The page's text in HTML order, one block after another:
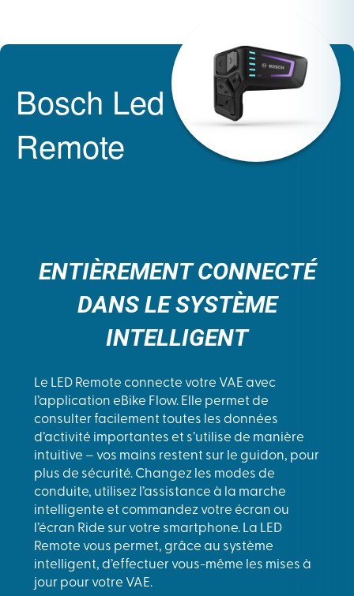
Bosch Led
Remote
ENTIÈREMENT CONNECTÉ
DANS LE SYSTÈME
INTELLIGENT
Le LED Remote connecte votre VAE avec
l’application eBike Flow. Elle permet de
consulter facilement toutes les données
d’activité importantes et s’utilise de manière
intuitive – vos mains restent sur le guidon, pour
plus de sécurité. Changez les modes de
conduite, utilisez l’assistance à la marche
intelligente et commandez votre écran ou
l’écran Ride sur votre smartphone. La LED
Remote vous permet, grâce au système
intelligent, d’effectuer vous-même les mises à
jour pour votre VAE.